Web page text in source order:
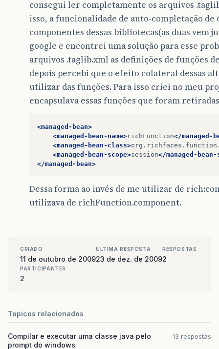
consegui ler completamente os arquivos
isso, a funcionalidade de auto-completação de
componentes dessas bibliotecas(as duas vem
google e encontrei uma solução para esse
arquivos .taglib.xml as definições de funções
depois percebi que o efeito colateral dessas
utilizar das funções. Para isso criei no meu
encapsulava essas funções que foram
<managed-bean>
<managed-bean-name>richFunction</managed-
<managed-bean-class>
<managed-bean-scope>session</managed-bean-
</managed-bean>
Dessa forma ao invés de me utilizar de
utilizava de richFunction.component.
CRIADO
11 de outubro de 2009
ULTIMA RESPOSTA
23 de dez. de 2009
RESPOSTAS
2
PARTICIPANTES
2
Topicos relacionados
Compilar e executar uma classe java pelo
prompt do windows
13 respostas